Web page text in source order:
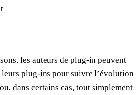
les auteurs de plug-in peuvent
leurs plug-ins pour suivre l’évolution
dans certains cas, tout simplement